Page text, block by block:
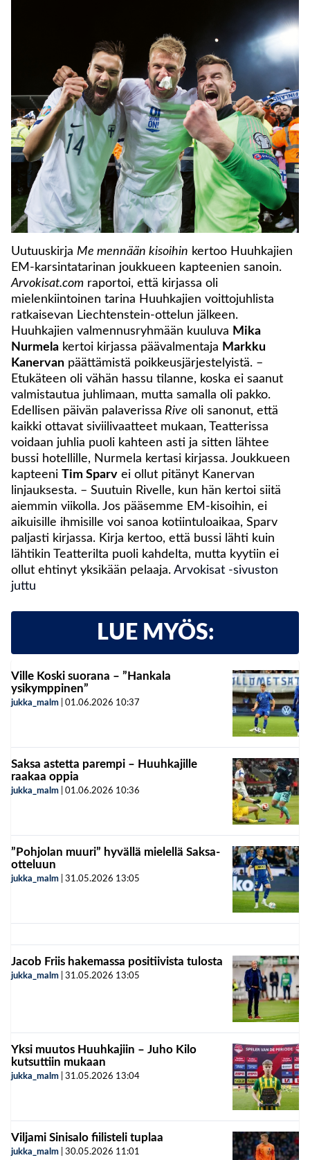
Uutuuskirja Me mennään kisoihin kertoo Huuhkajien
EM-karsintatarinan joukkueen kapteenien sanoin.
Arvokisat.com raportoi, että kirjassa oli
mielenkiintoinen tarina Huuhkajien voittojuhlista
ratkaisevan Liechtenstein-ottelun jälkeen.
Huuhkajien valmennusryhmään kuuluva Mika
Nurmela kertoi kirjassa päävalmentaja Markku
Kanervan päättämistä poikkeusjärjestelyistä. –
Etukäteen oli vähän hassu tilanne, koska ei saanut
valmistautua juhlimaan, mutta samalla oli pakko.
Edellisen päivän palaverissa Rive oli sanonut, että
kaikki ottavat siviilivaatteet mukaan, Teatterissa
voidaan juhlia puoli kahteen asti ja sitten lähtee
bussi hotellille, Nurmela kertasi kirjassa. Joukkueen
kapteeni Tim Sparv ei ollut pitänyt Kanervan
linjauksesta. – Suutuin Rivelle, kun hän kertoi siitä
aiemmin viikolla. Jos pääsemme EM-kisoihin, ei
aikuisille ihmisille voi sanoa kotiintuloaikaa, Sparv
paljasti kirjassa. Kirja kertoo, että bussi lähti kuin
lähtikin Teatterilta puoli kahdelta, mutta kyytiin ei
ollut ehtinyt yksikään pelaaja. Arvokisat -sivuston
juttu
LUE MYÖS:
Ville Koski suorana – ”Hankala
ysikymppinen”
jukka_malm 01.06.2026 10:37
Saksa astetta parempi – Huuhkajille
raakaa oppia
jukka_malm 01.06.2026 10:36
”Pohjolan muuri” hyvällä mielellä Saksa-
otteluun
jukka_malm 31.05.2026 13:05
Jacob Friis hakemassa positiivista tulosta
jukka_malm 31.05.2026 13:05
Yksi muutos Huuhkajiin – Juho Kilo
kutsuttiin mukaan
jukka_malm 31.05.2026 13:04
Viljami Sinisalo fiilisteli tuplaa
jukka_malm 30.05.2026 11:01